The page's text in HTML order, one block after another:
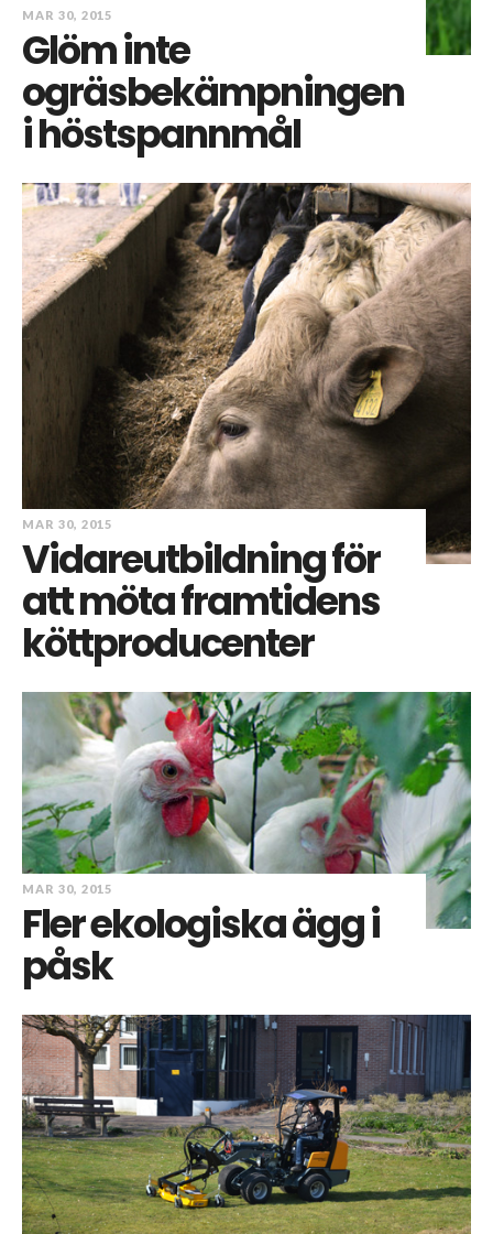
MAR 30, 2015
Glöm inte
ogräsbekämpningen
i höstspannmål
MAR 30, 2015
Vidareutbildning för
att möta framtidens
köttproducenter
MAR 30, 2015
Fler ekologiska ägg i
påsk